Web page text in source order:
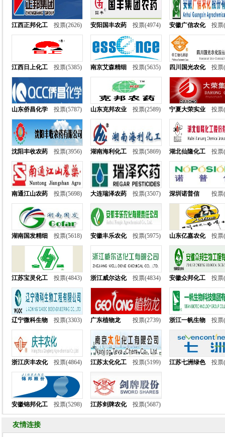
江西正邦化工 投票(2626) 安阳国丰农药 投票(4974) 安徽广信农化 投票
江西日上化工 投票(5385) 南京艾森精细 投票(5635) 四川国光农化 投票
山东侨昌化学 投票(5787) 山东克邦农业 投票(2589) 宁夏大荣实业 投票
沈阳丰收农药 投票(3956) 湖南海利化工 投票(5869) 湖北仙隆化工 投票
南通江山农药 投票(5698) 大连瑞泽农药 投票(3507) 深圳诺普信 投票
湖南国发精细 投票(5618) 安徽丰乐农化 投票(5975) 山东亿嘉农化 投票
江苏宝灵化工 投票(4843) 浙江威尔达化 投票(4834) 安徽众邦化工 投票
辽宁微科生物 投票(3303) 广东植物龙 投票(2739) 浙江一帆生物 投票
浙江庆丰农化 投票(4864) 江苏太化化工 投票(5199) 江苏七洲绿色 投票
安徽锦邦化工 投票(5298) 江苏剑牌农化 投票(5687)
友情连接